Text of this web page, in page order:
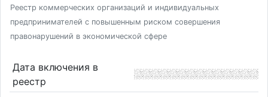
Реестр коммерческих организаций и индивидуальных
предпринимателей с повышенным риском совершения
правонарушений в экономической сфере
Дата включения в
реестр